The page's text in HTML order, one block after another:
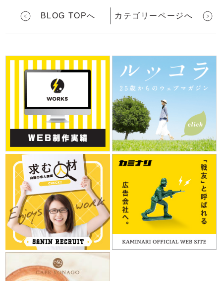
BLOG TOPへ カテゴリーページへ